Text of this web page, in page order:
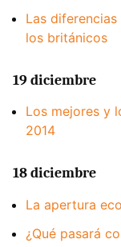
Las
los británicos
19 diciembre
Los mejores y
2014
18 diciembre
La apertura
¿Qué pasará